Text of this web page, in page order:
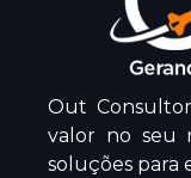
Out
valor no seu
soluções para